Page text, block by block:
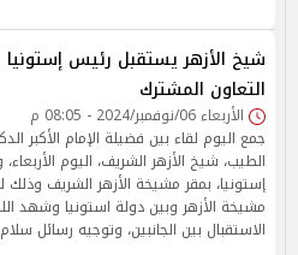
شيخ الأزهر يستقبل رئيس إستونيا
التعاون المشترك
الأربعاء 06/نوفمبر/2024 - 08:05 م
جمع اليوم لقاء بين فضيلة الإمام الأكبر
الطيب، شيخ الأزهر الشريف، اليوم
إستونيا، بمقر مشيخة الأزهر الشريف وذلك
مشيخة الأزهر وبين دولة استونيا وشهد
الاستقبال بين الجانبين، وتوجيه رسائل